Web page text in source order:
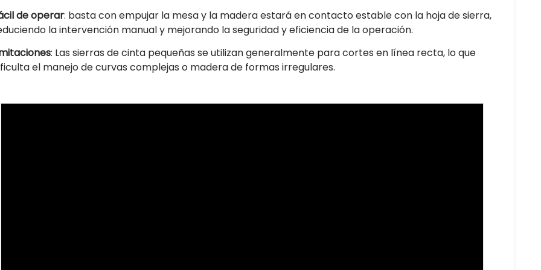
de operar: basta con empujar la mesa y la madera estará en contacto estable con la hoja de sierra,
la intervención manual y mejorando la seguridad y eficiencia de la operación.
: Las sierras de cinta pequeñas se utilizan generalmente para cortes en línea recta, lo que
el manejo de curvas complejas o madera de formas irregulares.